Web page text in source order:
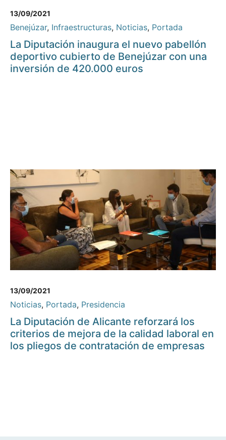
13/09/2021
Benejúzar, Infraestructuras, Noticias, Portada
La Diputación inaugura el nuevo pabellón
deportivo cubierto de Benejúzar con una
inversión de 420.000 euros
13/09/2021
Noticias, Portada, Presidencia
La Diputación de Alicante reforzará los
criterios de mejora de la calidad laboral en
los pliegos de contratación de empresas